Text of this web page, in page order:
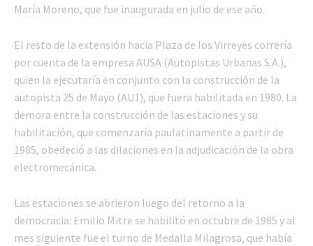
María Moreno, que fue inaugurada en julio de ese año.
El resto de la extensión hacia Plaza de los Virreyes correría
por cuenta de la empresa AUSA (Autopistas Urbanas S.A.),
quien la ejecutaría en conjunto con la construcción de la
autopista 25 de Mayo (AU1), que fuera habilitada en 1980. La
demora entre la construcción de las estaciones y su
habilitación, que comenzaría paulatinamente a partir de
1985, obedeció a las dilaciones en la adjudicación de la obra
electromecánica.
Las estaciones se abrieron luego del retorno a la
democracia: Emilio Mitre se habilitó en octubre de 1985 y al
mes siguiente fue el turno de Medalla Milagrosa, que había